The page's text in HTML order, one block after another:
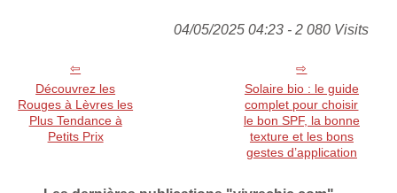
04/05/2025 04:23 - 2 080 Visits
Découvrez les
Rouges à Lèvres les
Plus Tendance à
Petits Prix
Solaire bio : le guide
complet pour choisir
le bon SPF, la bonne
texture et les bons
gestes d’application